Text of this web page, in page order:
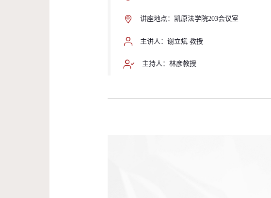
讲座地点：凯原法学院203会议室
主讲人：谢立斌 教授
主持人：林彦教授